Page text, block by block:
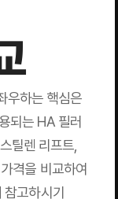
우하는 핵심은
되는 HA 필러
틸렌 리프트,
격을 비교하여
고하시기